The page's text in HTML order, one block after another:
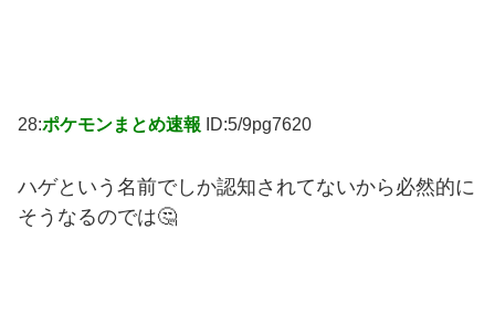
28:ポケモンまとめ速報 ID:5/9pg7620
ハゲという名前でしか認知されてないから必然的に
そうなるのでは🤔